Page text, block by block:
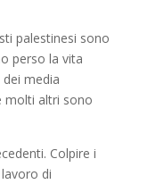
palestinesi sono
perso la vita
media
molti altri sono
Colpire i
di